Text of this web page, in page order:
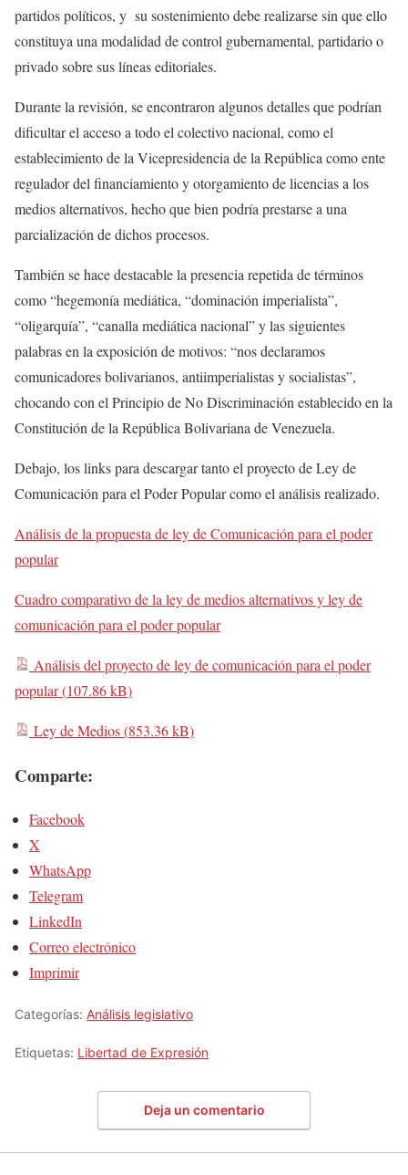
partidos políticos, y su sostenimiento debe realizarse sin que ello
constituya una modalidad de control gubernamental, partidario o
privado sobre sus líneas editoriales.
Durante la revisión, se encontraron algunos detalles que podrían
dificultar el acceso a todo el colectivo nacional, como el
establecimiento de la Vicepresidencia de la República como ente
regulador del financiamiento y otorgamiento de licencias a los
medios alternativos, hecho que bien podría prestarse a una
parcialización de dichos procesos.
También se hace destacable la presencia repetida de términos
como “hegemonía mediática, “dominación imperialista”,
“oligarquía”, “canalla mediática nacional” y las siguientes
palabras en la exposición de motivos: “nos declaramos
comunicadores bolivarianos, antiimperialistas y socialistas”,
chocando con el Principio de No Discriminación establecido en la
Constitución de la República Bolivariana de Venezuela.
Debajo, los links para descargar tanto el proyecto de Ley de
Comunicación para el Poder Popular como el análisis realizado.
Análisis de la propuesta de ley de Comunicación para el poder
popular
Cuadro comparativo de la ley de medios alternativos y ley de
comunicación para el poder popular
Análisis del proyecto de ley de comunicación para el poder
popular (107.86 kB)
Ley de Medios (853.36 kB)
Comparte:
Facebook
X
WhatsApp
Telegram
LinkedIn
Correo electrónico
Imprimir
Categorías: Análisis legislativo
Etiquetas: Libertad de Expresión
Deja un comentario